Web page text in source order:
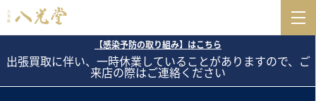
【感染予防の取り組み】はこちら
出張買取に伴い、一時休業していることがありますので、ご
来店の際はご連絡ください